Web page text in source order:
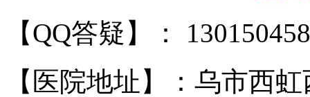
【QQ答疑】： 130150458
【医院地址】：乌市西